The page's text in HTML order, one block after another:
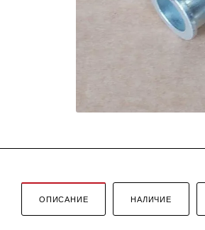
ОПИСАНИЕ НАЛИЧИЕ